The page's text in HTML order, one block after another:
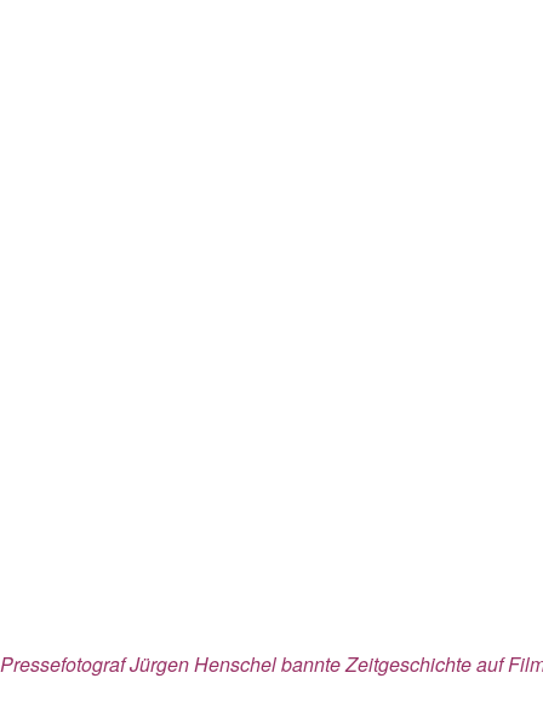
Pressefotograf Jürgen Henschel bannte Zeitgeschichte auf